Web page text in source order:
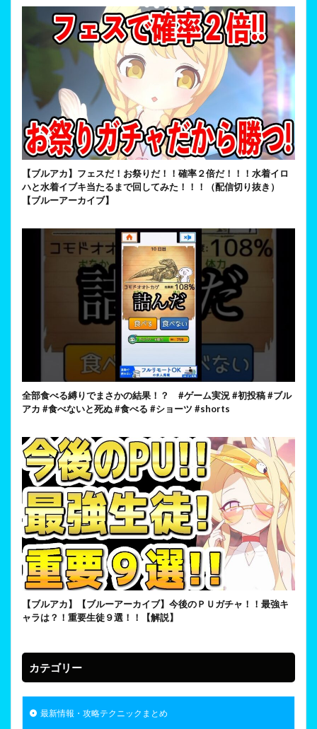
【ブルアカ】フェスだ！お祭りだ！！確率２倍だ！！！水着イロ
ハと水着イブキ当たるまで回してみた！！！（配信切り抜き）
【ブルーアーカイブ】
全部食べる縛りでまさかの結果！？ #ゲーム実況 #初投稿 #ブル
アカ #食べないと死ぬ #食べる #ショーツ #shorts
【ブルアカ】【ブルーアーカイブ】今後のＰＵガチャ！！最強キ
ャラは？！重要生徒９選！！【解説】
カテゴリー
最新情報・攻略テクニックまとめ